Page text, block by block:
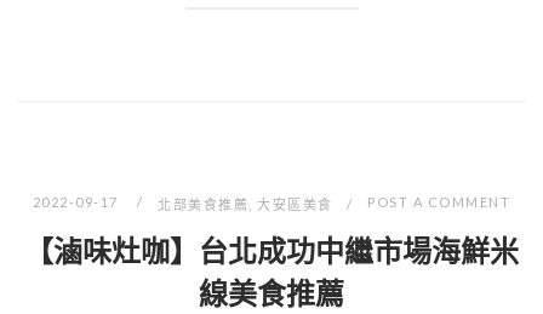
2022-09-17 北部美食推薦 大安區美食 POST A COMMENT
【滷味灶咖】台北成功中繼市場海鮮米
線美食推薦